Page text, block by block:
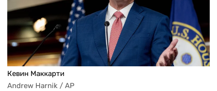
Кевин Маккарти
Andrew Harnik / AP